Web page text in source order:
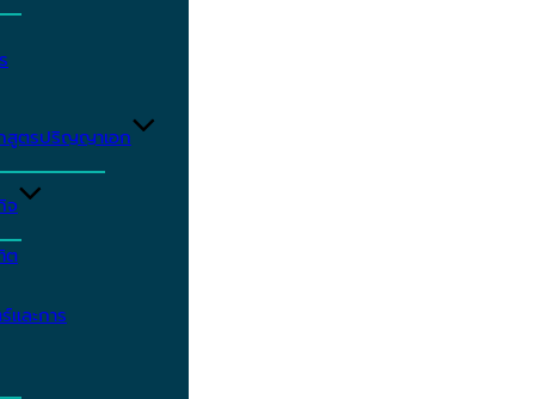
สูตรปริญญาเอก
จ
ต
ละการ